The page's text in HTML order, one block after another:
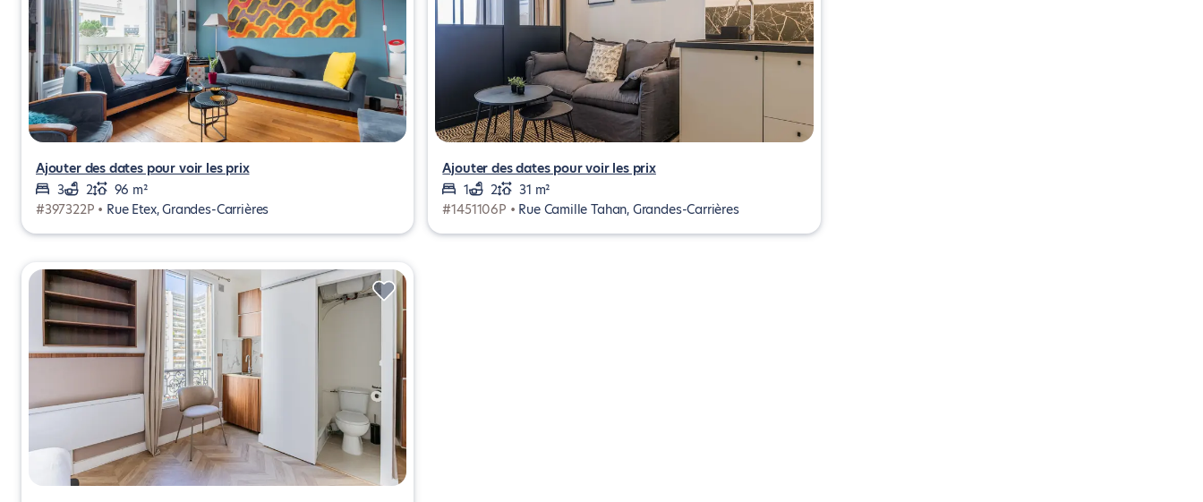
Ajouter des dates pour voir les prix
3
2
96 m²
#397322P • Rue Etex, Grandes-Carrières
Ajouter des dates pour voir les prix
1
2
31 m²
#1451106P • Rue Camille Tahan, Grandes-Carrières